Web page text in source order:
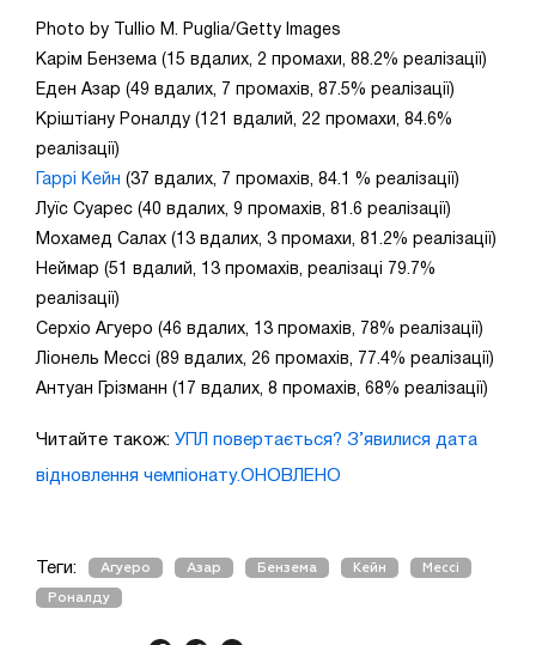
Photo by Tullio M. Puglia/Getty Images
Карім Бензема (15 вдалих, 2 промахи, 88.2% реалізації)
Еден Азар (49 вдалих, 7 промахів, 87.5% реалізації)
Кріштіану Роналду (121 вдалий, 22 промахи, 84.6%
реалізації)
Гаррі Кейн (37 вдалих, 7 промахів, 84.1 % реалізації)
Луїс Суарес (40 вдалих, 9 промахів, 81.6 реалізації)
Мохамед Салах (13 вдалих, 3 промахи, 81.2% реалізації)
Неймар (51 вдалий, 13 промахів, реалізаці 79.7%
реалізації)
Серхіо Агуеро (46 вдалих, 13 промахів, 78% реалізації)
Ліонель Мессі (89 вдалих, 26 промахів, 77.4% реалізації)
Антуан Грізманн (17 вдалих, 8 промахів, 68% реалізації)
Читайте також: УПЛ повертається? З’явилися дата
відновлення чемпіонату.ОНОВЛЕНО
Теги: Агуеро Азар Бензема Кейн Мессі
Роналду